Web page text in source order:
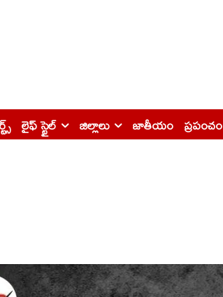
లైఫ్ స్టైల్ జిల్లాలు జాతీయం ప్రపంచం